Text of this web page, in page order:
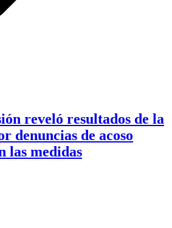
reveló resultados de la
denuncias de acoso
las medidas